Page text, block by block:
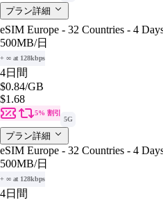
プラン詳細
eSIM Europe - 32 Countries - 4
500MB/日
+ ∞ at 128kbps
4日間
$0.84/GB
$1.68
5% 割引
5G
プラン詳細
eSIM Europe - 32 Countries - 4
500MB/日
+ ∞ at 128kbps
4日間